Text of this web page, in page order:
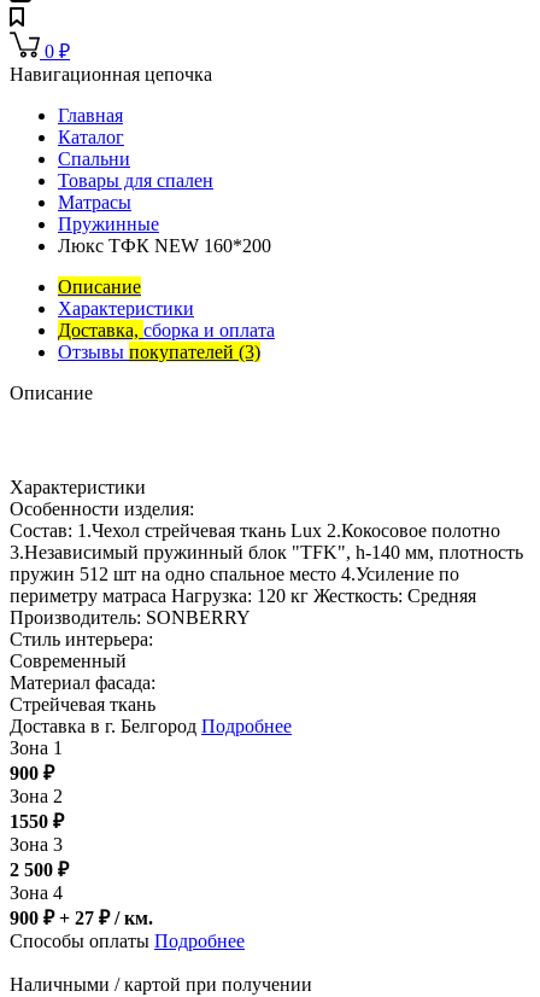
0 ₽
Навигационная цепочка
Главная
Каталог
Спальни
Товары для спален
Матрасы
Пружинные
Люкс ТФК NEW 160*200
Описание
Характеристики
Доставка, сборка и оплата
Отзывы покупателей (3)
Описание
Характеристики
Особенности изделия:
Состав: 1.Чехол стрейчевая ткань Lux 2.Кокосовое полотно
3.Независимый пружинный блок "TFK", h-140 мм, плотность
пружин 512 шт на одно спальное место 4.Усиление по
периметру матраса Нагрузка: 120 кг Жесткость: Средняя
Производитель: SONBERRY
Стиль интерьера:
Современный
Материал фасада:
Стрейчевая ткань
Доставка в г. Белгород Подробнее
Зона 1
900 ₽
Зона 2
1550 ₽
Зона 3
2 500 ₽
Зона 4
900 ₽ + 27 ₽/ км.
Способы оплаты Подробнее
Наличными / картой при получении